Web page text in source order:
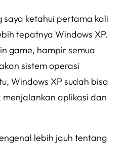
saya ketahui pertama kali
tepatnya Windows XP.
game, hampir semua
sistem operasi
Windows XP sudah bisa
aplikasi dan
lebih jauh tentang